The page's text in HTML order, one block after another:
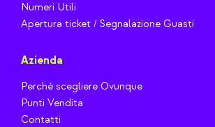
Numeri Utili
Apertura ticket / Segnalazione Guasti
Azienda
Perché scegliere Ovunque
Punti Vendita
Contatti